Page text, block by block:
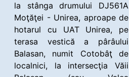
la stânga drumului DJ561A
Moţăţei - Unirea, aproape de
hotarul cu UAT Unirea, pe
terasa vestică a pârâului
Balasan, numit Cotobâţ de
localnici, la intersecţia Văii